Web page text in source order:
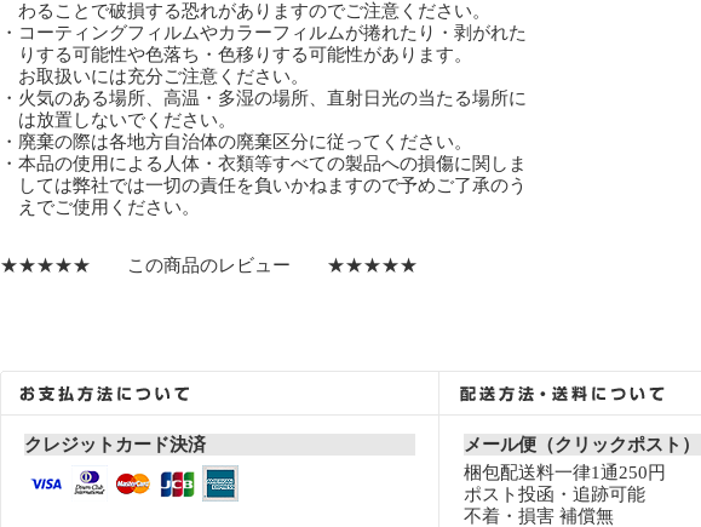
わることで破損する恐れがありますのでご注意ください。
・コーティングフィルムやカラーフィルムが捲れたり・剥がれた
りする可能性や色落ち・色移りする可能性があります。
お取扱いには充分ご注意ください。
・火気のある場所、高温・多湿の場所、直射日光の当たる場所に
は放置しないでください。
・廃棄の際は各地方自治体の廃棄区分に従ってください。
・本品の使用による人体・衣類等すべての製品への損傷に関しま
しては弊社では一切の責任を負いかねますので予めご了承のう
えでご使用ください。
★★★★★ この商品のレビュー ★★★★★
クレジットカード決済
メール便（クリックポスト）
梱包配送料一律1通250円
ポスト投函・追跡可能
不着・損害 補償無